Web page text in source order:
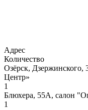
Адрес
Количество
Озёрск,
Центр»
1
Блюхера, 55А, салон
1